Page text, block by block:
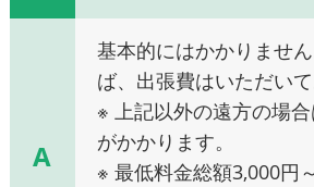
A
基本的にはかかりませ
ば、出張費はいただいて
※ 上記以外の遠方の場
がかかります。
※ 最低料金総額3,000円